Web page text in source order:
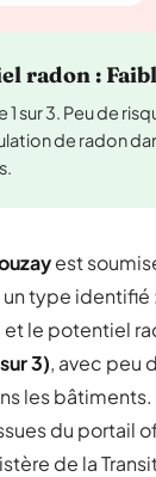
radon :
sur 3. Peu de
de radon
est
un type identifié :
et le potentiel
3), avec peu
les bâtiments.
du portail
de la